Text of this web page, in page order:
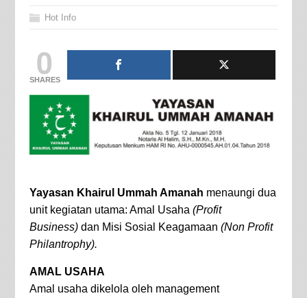
Hot Info
0
SHARES
Yayasan Khairul Ummah Amanah menaungi dua
unit kegiatan utama: Amal Usaha (Profit
Business)dan Misi Sosial Keagamaan (Non Profit
Philantrophy).
AMAL USAHA
Amal usaha dikelola oleh management